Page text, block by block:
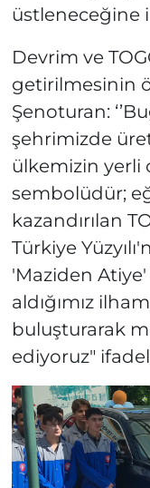
üstleneceğine
Devrim ve
getirilmesinin
Şenoturan:
şehrimizde
ülkemizin
sembolüdür;
kazandırılan
Türkiye
'Maziden Atiye'
aldığımız
buluşturarak
ediyoruz"